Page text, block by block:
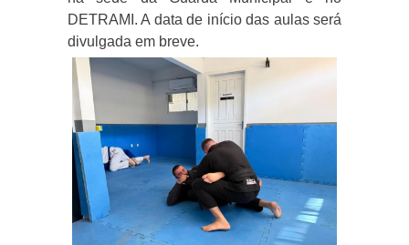
DETRAMI. A data de início das aulas será
divulgada em breve.